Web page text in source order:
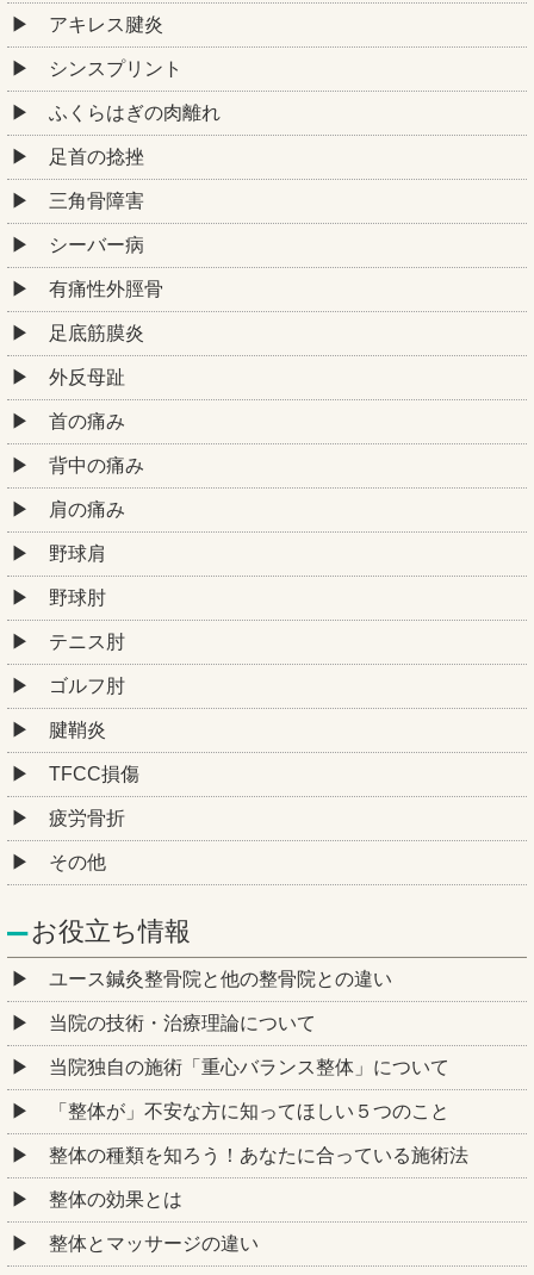
アキレス腱炎
シンスプリント
ふくらはぎの肉離れ
足首の捻挫
三角骨障害
シーバー病
有痛性外脛骨
足底筋膜炎
外反母趾
首の痛み
背中の痛み
肩の痛み
野球肩
野球肘
テニス肘
ゴルフ肘
腱鞘炎
TFCC損傷
疲労骨折
その他
お役立ち情報
ユース鍼灸整骨院と他の整骨院との違い
当院の技術・治療理論について
当院独自の施術「重心バランス整体」について
「整体が」不安な方に知ってほしい５つのこと
整体の種類を知ろう！あなたに合っている施術法
整体の効果とは
整体とマッサージの違い